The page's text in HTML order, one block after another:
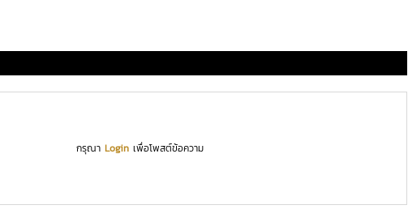
กรุณา Loginเพื่อโพสต์ข้อความ